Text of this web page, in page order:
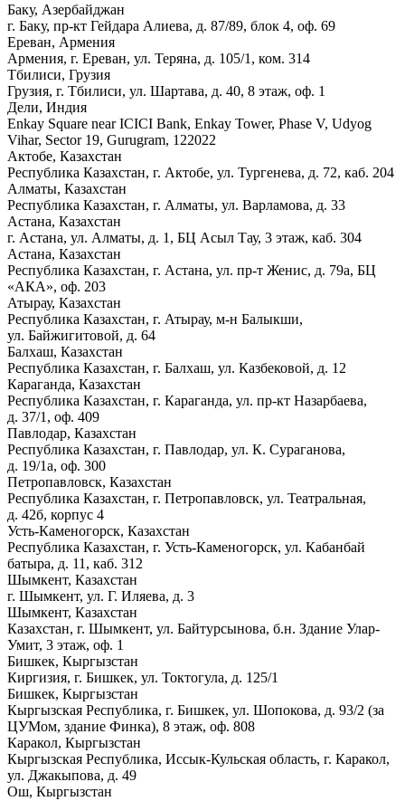
Баку, Азербайджан
г. Баку, пр-кт Гейдара Алиева, д. 87/89, блок 4, оф. 69
Ереван, Армения
Армения, г. Ереван, ул. Теряна, д. 105/1, ком. 314
Тбилиси, Грузия
Грузия, г. Тбилиси, ул. Шартава, д. 40, 8 этаж, оф. 1
Дели, Индия
Enkay Square near ICICI Bank, Enkay Tower, Phase V, Udyog
Vihar, Sector 19, Gurugram, 122022
Актобе, Казахстан
Республика Казахстан, г. Актобе, ул. Тургенева, д. 72, каб. 204
Алматы, Казахстан
Республика Казахстан, г. Алматы, ул. Варламова, д. 33
Астана, Казахстан
г. Астана, ул. Алматы, д. 1, БЦ Асыл Тау, 3 этаж, каб. 304
Астана, Казахстан
Республика Казахстан, г. Астана, ул. пр-т Женис, д. 79а, БЦ
«АКА», оф. 203
Атырау, Казахстан
Республика Казахстан, г. Атырау, м-н Балыкши,
ул. Байжигитовой, д. 64
Балхаш, Казахстан
Республика Казахстан, г. Балхаш, ул. Казбековой, д. 12
Караганда, Казахстан
Республика Казахстан, г. Караганда, ул. пр-кт Назарбаева,
д. 37/1, оф. 409
Павлодар, Казахстан
Республика Казахстан, г. Павлодар, ул. К. Сураганова,
д. 19/1а, оф. 300
Петропавловск, Казахстан
Республика Казахстан, г. Петропавловск, ул. Театральная,
д. 42б, корпус 4
Усть-Каменогорск, Казахстан
Республика Казахстан, г. Усть-Каменогорск, ул. Кабанбай
батыра, д. 11, каб. 312
Шымкент, Казахстан
г. Шымкент, ул. Г. Иляева, д. 3
Шымкент, Казахстан
Казахстан, г. Шымкент, ул. Байтурсынова, б.н. Здание Улар-
Умит, 3 этаж, оф. 1
Бишкек, Кыргызстан
Киргизия, г. Бишкек, ул. Токтогула, д. 125/1
Бишкек, Кыргызстан
Кыргызская Республика, г. Бишкек, ул. Шопокова, д. 93/2 (за
ЦУМом, здание Финка), 8 этаж, оф. 808
Каракол, Кыргызстан
Кыргызская Республика, Иссык-Кульская область, г. Каракол,
ул. Джакыпова, д. 49
Ош, Кыргызстан